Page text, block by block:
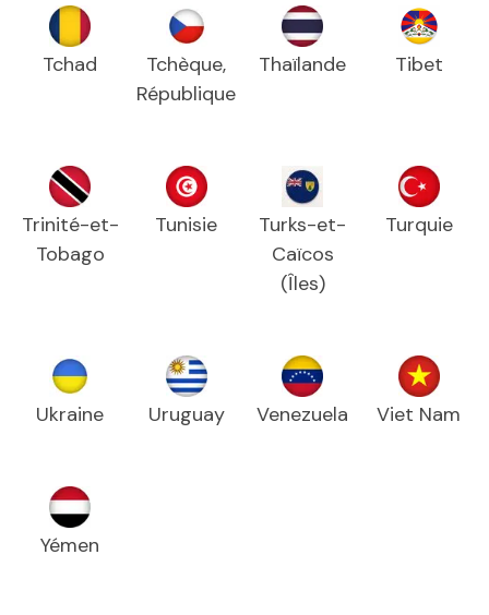
Tchad
Tchèque,
République
Thaïlande Tibet
Trinité-et-
Tobago
Tunisie
Turks-et-
Caïcos
(Îles)
Turquie
Ukraine Uruguay Venezuela Viet Nam
Yémen